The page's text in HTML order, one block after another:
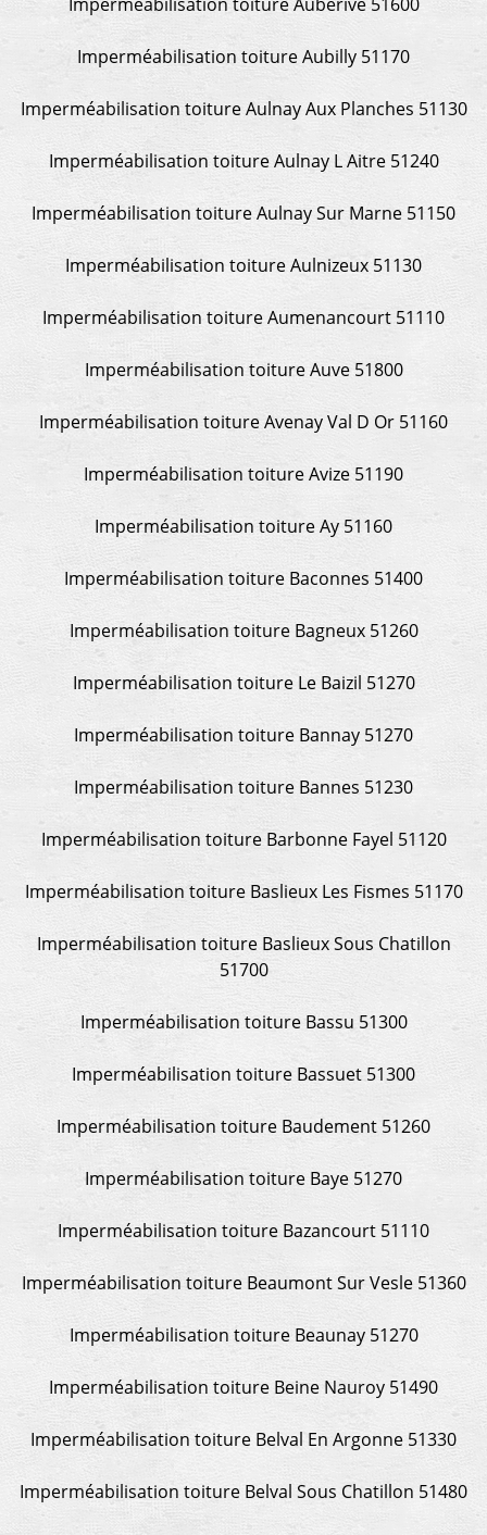
Imperméabilisation toiture Aubilly 51170
Imperméabilisation toiture Aulnay Aux Planches 51130
Imperméabilisation toiture Aulnay L Aitre 51240
Imperméabilisation toiture Aulnay Sur Marne 51150
Imperméabilisation toiture Aulnizeux 51130
Imperméabilisation toiture Aumenancourt 51110
Imperméabilisation toiture Auve 51800
Imperméabilisation toiture Avenay Val D Or 51160
Imperméabilisation toiture Avize 51190
Imperméabilisation toiture Ay 51160
Imperméabilisation toiture Baconnes 51400
Imperméabilisation toiture Bagneux 51260
Imperméabilisation toiture Le Baizil 51270
Imperméabilisation toiture Bannay 51270
Imperméabilisation toiture Bannes 51230
Imperméabilisation toiture Barbonne Fayel 51120
Imperméabilisation toiture Baslieux Les Fismes 51170
Imperméabilisation toiture Baslieux Sous Chatillon
51700
Imperméabilisation toiture Bassu 51300
Imperméabilisation toiture Bassuet 51300
Imperméabilisation toiture Baudement 51260
Imperméabilisation toiture Baye 51270
Imperméabilisation toiture Bazancourt 51110
Imperméabilisation toiture Beaumont Sur Vesle 51360
Imperméabilisation toiture Beaunay 51270
Imperméabilisation toiture Beine Nauroy 51490
Imperméabilisation toiture Belval En Argonne 51330
Imperméabilisation toiture Belval Sous Chatillon 51480